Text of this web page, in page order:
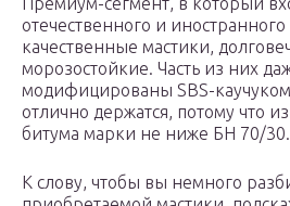
отечественного и
качественные мастики,
морозостойкие. Часть из них
модифицированы SBS-
отлично держатся, потому что
битума марки не ниже БН 70/30.
К слову, чтобы вы немного